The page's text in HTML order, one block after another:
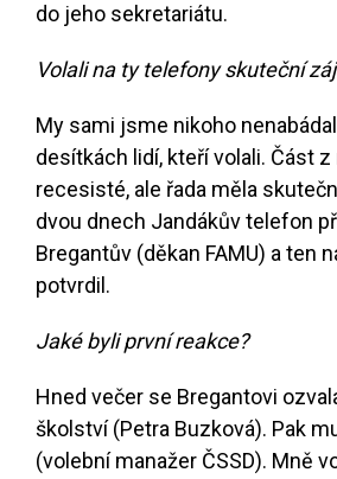
do jeho sekretariátu.
Volali na ty telefony skuteční
My sami jsme nikoho
desítkách lidí, kteří volali. Část
recesisté, ale řada měla
dvou dnech Jandákův telefon
Bregantův (děkan FAMU) a ten
potvrdil.
Jaké byli první reakce?
Hned večer se Bregantovi
školství (Petra Buzková). Pak
(volební manažer ČSSD). Mně